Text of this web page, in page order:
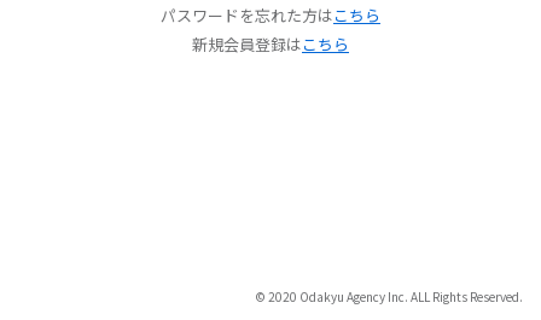
パスワードを忘れた方はこちら
新規会員登録はこちら
© 2020 Odakyu Agency Inc. ALL Rights Reserved.